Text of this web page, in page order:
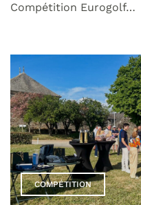
Compétition Eurogolf…
COMPÉTITION